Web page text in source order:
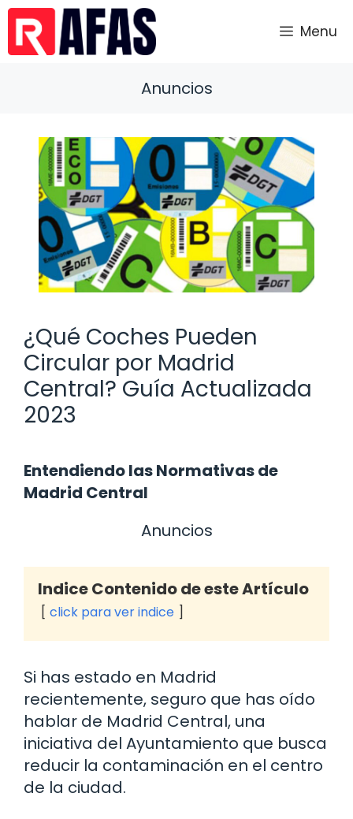
Saltar
contenido
Menu
Anuncios
¿Qué Coches Pueden
Circular por Madrid
Central? Guía Actualizada
2023
Entendiendo las Normativas de
Madrid Central
Anuncios
Indice Contenido de este Artículo
click para ver indice
Si has estado en Madrid
recientemente, seguro que has oído
hablar de Madrid Central, una
iniciativa del Ayuntamiento que busca
reducir la contaminación en el centro
de la ciudad.